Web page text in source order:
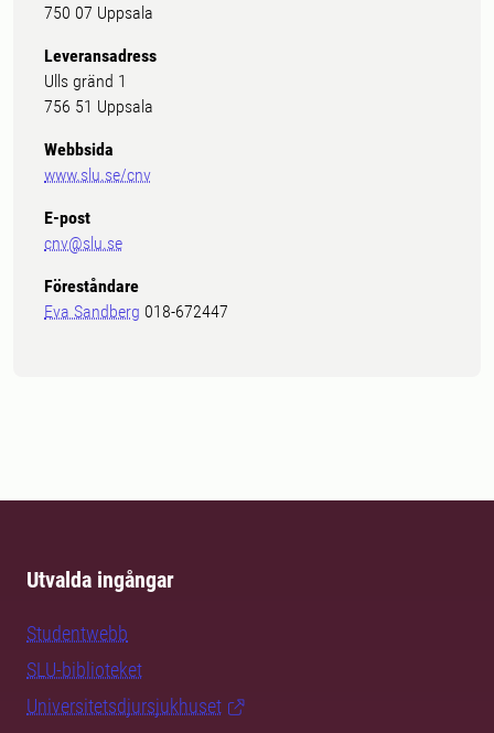
750 07 Uppsala
Leveransadress
Ulls gränd 1
756 51 Uppsala
Webbsida
www.slu.se/cnv
E-post
cnv@slu.se
Föreståndare
Eva Sandberg 018-672447
Utvalda ingångar
Studentwebb
SLU-biblioteket
Universitetsdjursjukhuset